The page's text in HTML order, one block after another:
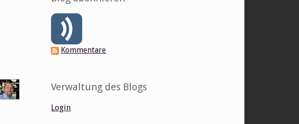
Kommentare
Verwaltung des Blogs
Login